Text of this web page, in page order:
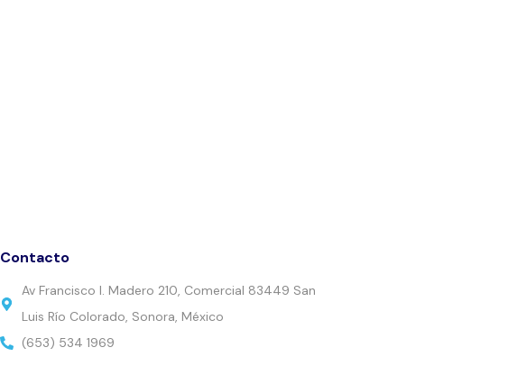
Contacto
Av Francisco I. Madero 210, Comercial 83449 San
Luis Río Colorado, Sonora, México
(653) 534 1969